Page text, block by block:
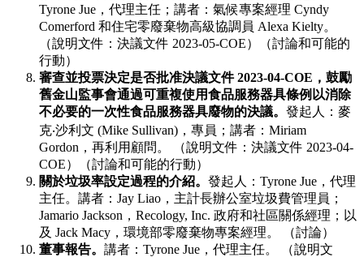
Tyrone Jue，代理主任；講者：氣候專案經理 Cyndy
Comerford 和住宅零廢棄物高級協調員 Alexa Kielty。
（說明文件：決議文件 2023-05-COE）（討論和可能的
行動）
審查並投票決定是否批准決議文件 2023-04-COE，鼓勵
舊金山監事會通過可重複使用食品服務器具條例以消除
不必要的一次性食品服務器具廢物的決議。 發起人：麥
克‧沙利文 (Mike Sullivan)，專員；講者：Miriam
Gordon，再利用顧問。 （說明文件：決議文件 2023-04-
COE）（討論和可能的行動）
關於垃圾率設定過程的介紹。 發起人：Tyrone Jue，代理
主任。講者：Jay Liao，主計長辦公室垃圾費管理員；
Jamario Jackson，Recology, Inc. 政府和社區關係經理；以
及 Jack Macy，環境部零廢棄物專案經理。 （討論）
董事報告。 講者：Tyrone Jue，代理主任。 （說明文